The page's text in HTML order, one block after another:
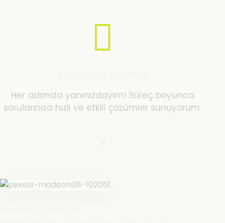
Her adımda yanınızdayım! Süreç boyunca
sorularınıza hızlı ve etkili çözümler sunuyorum.